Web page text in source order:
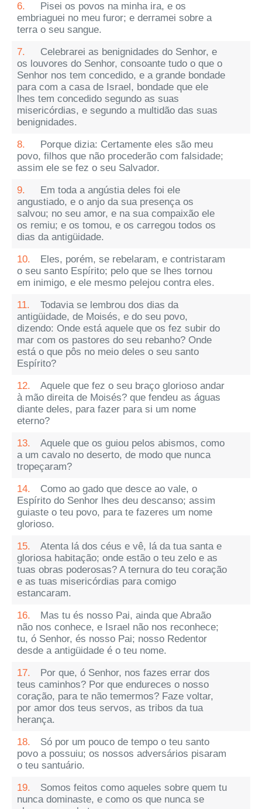
6.
Pisei os povos na minha ira, e os
embriaguei no meu furor; e derramei sobre a
terra o seu sangue.
7.
Celebrarei as benignidades do Senhor, e
os louvores do Senhor, consoante tudo o que o
Senhor nos tem concedido, e a grande bondade
para com a casa de Israel, bondade que ele
lhes tem concedido segundo as suas
misericórdias, e segundo a multidão das suas
benignidades.
8.
Porque dizia: Certamente eles são meu
povo, filhos que não procederão com falsidade;
assim ele se fez o seu Salvador.
9.
Em toda a angústia deles foi ele
angustiado, e o anjo da sua presença os
salvou; no seu amor, e na sua compaixão ele
os remiu; e os tomou, e os carregou todos os
dias da antigüidade.
10.
Eles, porém, se rebelaram, e contristaram
o seu santo Espírito; pelo que se lhes tornou
em inimigo, e ele mesmo pelejou contra eles.
11.
Todavia se lembrou dos dias da
antigüidade, de Moisés, e do seu povo,
dizendo: Onde está aquele que os fez subir do
mar com os pastores do seu rebanho? Onde
está o que pôs no meio deles o seu santo
Espírito?
12.
Aquele que fez o seu braço glorioso andar
à mão direita de Moisés? que fendeu as águas
diante deles, para fazer para si um nome
eterno?
13.
Aquele que os guiou pelos abismos, como
a um cavalo no deserto, de modo que nunca
tropeçaram?
14.
Como ao gado que desce ao vale, o
Espírito do Senhor lhes deu descanso; assim
guiaste o teu povo, para te fazeres um nome
glorioso.
15.
Atenta lá dos céus e vê, lá da tua santa e
gloriosa habitação; onde estão o teu zelo e as
tuas obras poderosas? A ternura do teu coração
e as tuas misericórdias para comigo
estancaram.
16.
Mas tu és nosso Pai, ainda que Abraão
não nos conhece, e Israel não nos reconhece;
tu, ó Senhor, és nosso Pai; nosso Redentor
desde a antigüidade é o teu nome.
17.
Por que, ó Senhor, nos fazes errar dos
teus caminhos? Por que endureces o nosso
coração, para te não temermos? Faze voltar,
por amor dos teus servos, as tribos da tua
herança.
18.
Só por um pouco de tempo o teu santo
povo a possuiu; os nossos adversários pisaram
o teu santuário.
19.
Somos feitos como aqueles sobre quem tu
nunca dominaste, e como os que nunca se